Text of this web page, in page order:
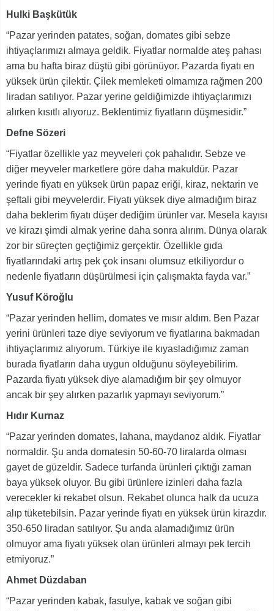
Hulki Başkütük
“Pazar yerinden patates, soğan, domates gibi sebze
ihtiyaçlarımızı almaya geldik. Fiyatlar normalde ateş pahası
ama bu hafta biraz düştü gibi görünüyor. Pazarda fiyatı en
yüksek ürün çilektir. Çilek memleketi olmamıza rağmen 200
liradan satılıyor. Pazar yerine geldiğimizde ihtiyaçlarımızı
alırken kısıtlı alıyoruz. Beklentimiz fiyatların düşmesidir.”
Defne Sözeri
“Fiyatlar özellikle yaz meyveleri çok pahalıdır. Sebze ve
diğer meyveler marketlere göre daha makuldür. Pazar
yerinde fiyatı en yüksek ürün papaz eriği, kiraz, nektarin ve
şeftali gibi meyvelerdir. Fiyatı yüksek diye almadığım biraz
daha beklerim fiyatı düşer dediğim ürünler var. Mesela kayısı
ve kirazı şimdi almak yerine daha sonra alırım. Dünya olarak
zor bir süreçten geçtiğimiz gerçektir. Özellikle gıda
fiyatlarındaki artış pek çok insanı olumsuz etkiliyordur o
nedenle fiyatların düşürülmesi için çalışmakta fayda var.”
Yusuf Köroğlu
“Pazar yerinden hellim, domates ve mısır aldım. Ben Pazar
yerini ürünleri taze diye seviyorum ve fiyatlarına bakmadan
ihtiyaçlarımız alıyorum. Türkiye ile kıyasladığımız zaman
burada fiyatların daha uygun olduğunu söyleyebilirim.
Pazarda fiyatı yüksek diye alamadığım bir şey olmuyor
ancak bir şey alırken pazarlık yapmayı seviyorum.”
Hıdır Kurnaz
“Pazar yerinden domates, lahana, maydanoz aldık. Fiyatlar
normaldir. Şu anda domatesin 50-60-70 liralarda olması
gayet de güzeldir. Sadece turfanda ürünleri çıktığı zaman
baya yüksek oluyor. Bu gibi ürünlere izinleri daha fazla
verecekler ki rekabet olsun. Rekabet olunca halk da ucuza
alıp tüketebilsin. Pazar yerinde fiyatı en yüksek ürün kirazdır.
350-650 liradan satılıyor. Şu anda alamadığımız ürün
olmuyor ama fiyatı yüksek olan ürünleri almayı pek tercih
etmiyoruz.”
Ahmet Düzdaban
“Pazar yerinden kabak, fasulye, kabak ve soğan gibi